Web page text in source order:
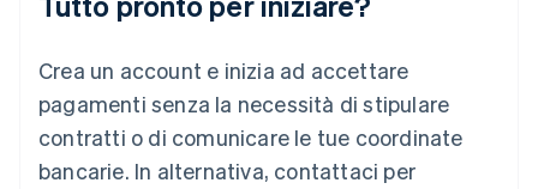
Crea un account e inizia ad accettare
pagamenti senza la necessità di stipulare
contratti o di comunicare le tue coordinate
bancarie. In alternativa, contattaci per
Lituania
Lussemburgo
Deutsch English
Malaysia
English 简体中文
Malta